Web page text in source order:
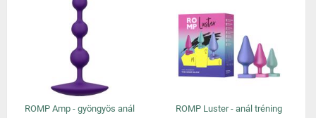
ROMP Amp - gyöngyös anál
ROMP Luster - anál tréning